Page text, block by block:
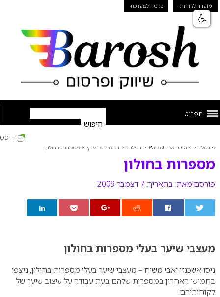
מועדון לקוחות כניסה למערכת
תפריט
פורטל היופי הישראלי Barosh » רכילות » רכילות מהארץ » מספרות בחולון
מספרות בחולון
פורסם מאת: בתאריך: 7 דצמבר 2009
הדפס
מעצבי שיער בעלי מספרות בחולון
ניסו אשכנזי ואבי משיח – מעצבי שיער בעלי מספרות בחולון, ניצפו
בחמישי האחרון במספרות שלהם בעת עבודה על עיצוב שיער של
לקוחותיהם.